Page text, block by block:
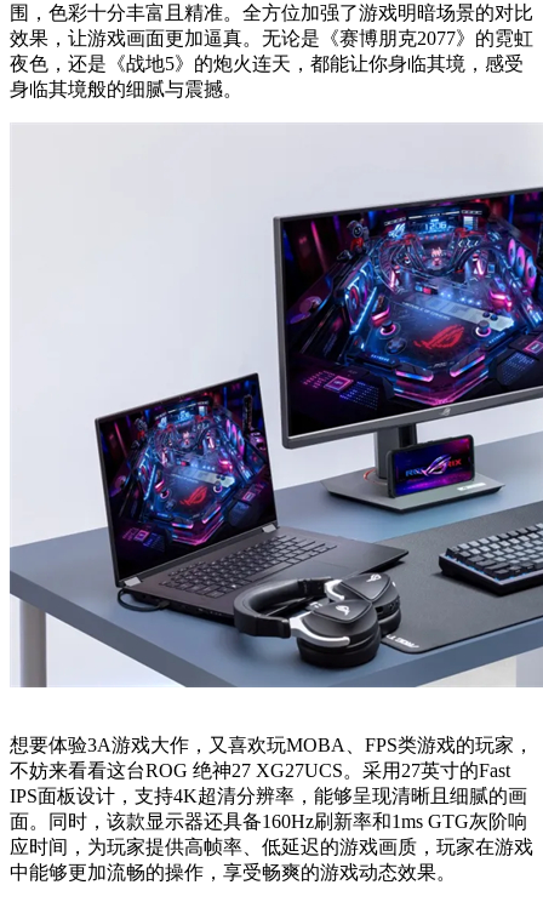
围，色彩十分丰富且精准。全方位加强了游戏明暗场景的对比
效果，让游戏画面更加逼真。无论是《赛博朋克2077》的霓虹
夜色，还是《战地5》的炮火连天，都能让你身临其境，感受
身临其境般的细腻与震撼。
想要体验3A游戏大作，又喜欢玩MOBA、FPS类游戏的玩家，
不妨来看看这台ROG 绝神27 XG27UCS。采用27英寸的Fast
IPS面板设计，支持4K超清分辨率，能够呈现清晰且细腻的画
面。同时，该款显示器还具备160Hz刷新率和1ms GTG灰阶响
应时间，为玩家提供高帧率、低延迟的游戏画质，玩家在游戏
中能够更加流畅的操作，享受畅爽的游戏动态效果。